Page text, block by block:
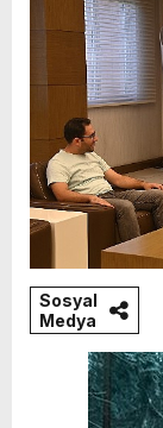
Sosyal
Medya